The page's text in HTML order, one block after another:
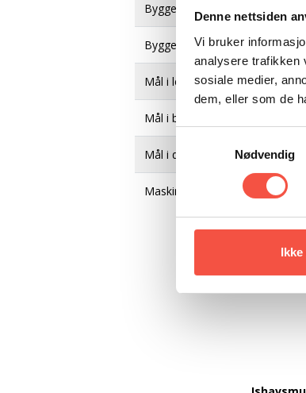
Denne nettsiden
Vi bruker
analysere trafikken
sosiale medier,
dem, eller som de
Samtykkevalg
Nødvendig
Byggeår
Byggematerial
Mål i lengde, byggeår
Mål i breidde, byggeår
Mål i djupne, byggeår
Maskin, orginalt